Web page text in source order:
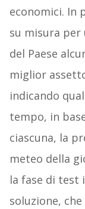
economici. In
su misura
del Paese
miglior
indicando
tempo, in
ciascuna, la
meteo della
la fase di test
soluzione,